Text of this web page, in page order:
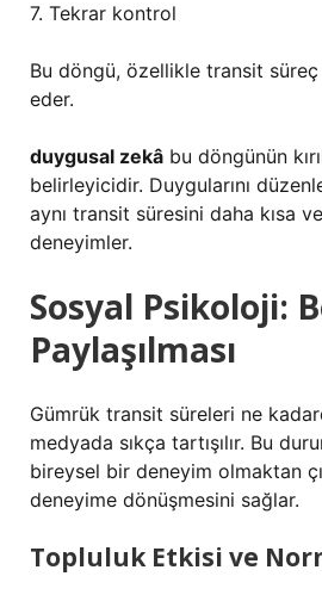
7. Tekrar kontrol
Bu döngü, özellikle transit
eder.
duygusal zekâ bu döngünün
belirleyicidir. Duygularını
aynı transit süresini daha kısa
deneyimler.
Sosyal Psikoloji:
Paylaşılması
Gümrük transit süreleri ne
medyada sıkça tartışılır. Bu
bireysel bir deneyim olmaktan
deneyime dönüşmesini sağlar.
Topluluk Etkisi ve